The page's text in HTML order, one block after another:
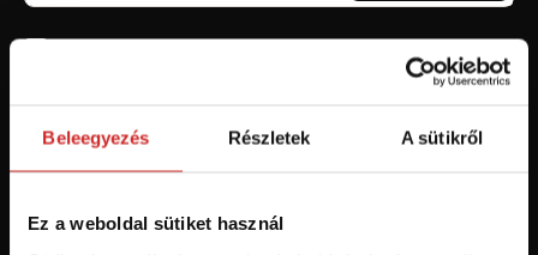
Beleegyezés Részletek A sütikről
Ez a weboldal sütiket használ
értesítések küldése céljából - 16 éven felüli személyek számára